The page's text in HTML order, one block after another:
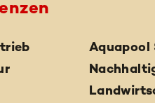
Aquapool